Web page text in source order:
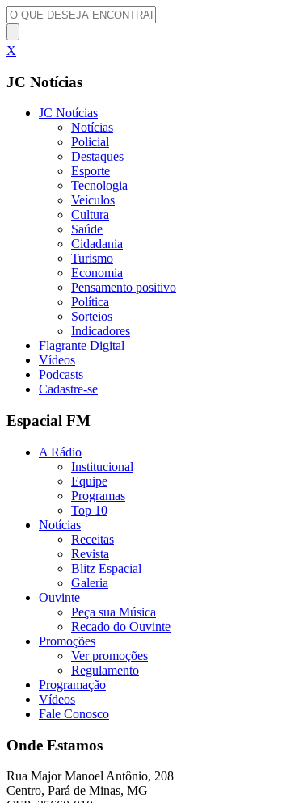
X
JC Notícias
JC Notícias
Notícias
Policial
Destaques
Esporte
Tecnologia
Veículos
Cultura
Saúde
Cidadania
Turismo
Economia
Pensamento positivo
Política
Sorteios
Indicadores
Flagrante Digital
Vídeos
Podcasts
Cadastre-se
Espacial FM
A Rádio
Institucional
Equipe
Programas
Top 10
Notícias
Receitas
Revista
Blitz Espacial
Galeria
Ouvinte
Peça sua Música
Recado do Ouvinte
Promoções
Ver promoções
Regulamento
Programação
Vídeos
Fale Conosco
Onde Estamos
Rua Major Manoel Antônio, 208
Centro, Pará de Minas, MG